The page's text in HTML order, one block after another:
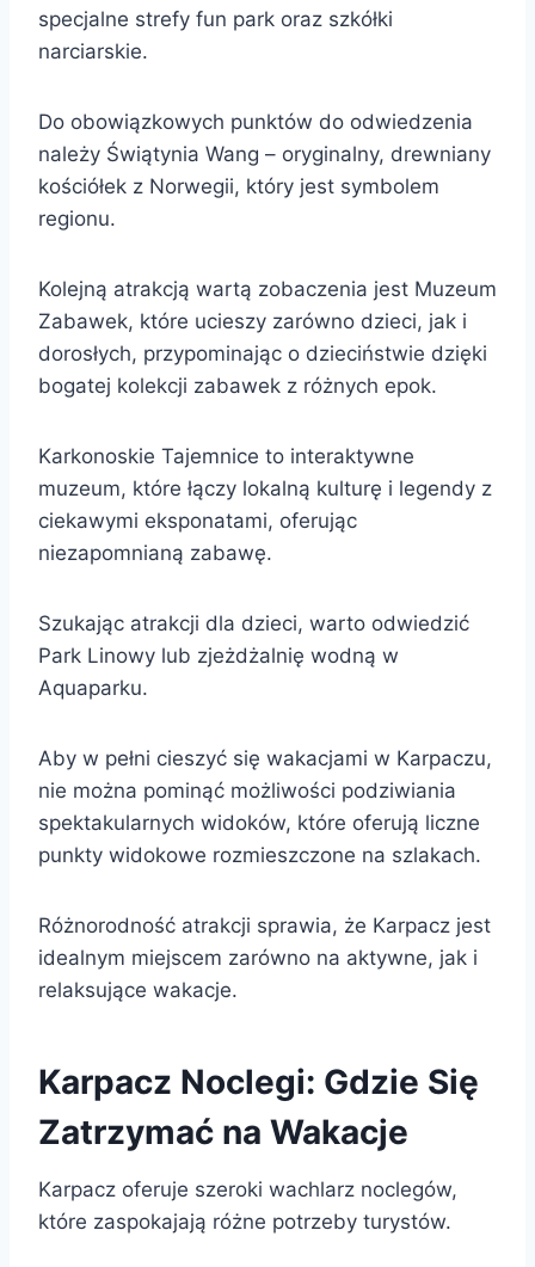
specjalne strefy fun park oraz szkółki
narciarskie.
Do obowiązkowych punktów do odwiedzenia
należy Świątynia Wang – oryginalny, drewniany
kościółek z Norwegii, który jest symbolem
regionu.
Kolejną atrakcją wartą zobaczenia jest Muzeum
Zabawek, które ucieszy zarówno dzieci, jak i
dorosłych, przypominając o dzieciństwie dzięki
bogatej kolekcji zabawek z różnych epok.
Karkonoskie Tajemnice to interaktywne
muzeum, które łączy lokalną kulturę i legendy z
ciekawymi eksponatami, oferując
niezapomnianą zabawę.
Szukając atrakcji dla dzieci, warto odwiedzić
Park Linowy lub zjeżdżalnię wodną w
Aquaparku.
Aby w pełni cieszyć się wakacjami w Karpaczu,
nie można pominąć możliwości podziwiania
spektakularnych widoków, które oferują liczne
punkty widokowe rozmieszczone na szlakach.
Różnorodność atrakcji sprawia, że Karpacz jest
idealnym miejscem zarówno na aktywne, jak i
relaksujące wakacje.
Karpacz Noclegi: Gdzie Się
Zatrzymać na Wakacje
Karpacz oferuje szeroki wachlarz noclegów,
które zaspokajają różne potrzeby turystów.